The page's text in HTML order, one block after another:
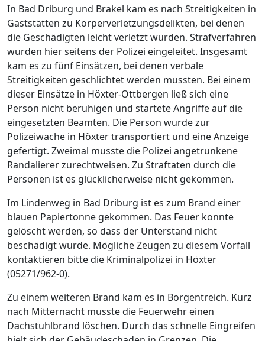
In Bad Driburg und Brakel kam es nach Streitigkeiten in
Gaststätten zu Körperverletzungsdelikten, bei denen
die Geschädigten leicht verletzt wurden. Strafverfahren
wurden hier seitens der Polizei eingeleitet. Insgesamt
kam es zu fünf Einsätzen, bei denen verbale
Streitigkeiten geschlichtet werden mussten. Bei einem
dieser Einsätze in Höxter-Ottbergen ließ sich eine
Person nicht beruhigen und startete Angriffe auf die
eingesetzten Beamten. Die Person wurde zur
Polizeiwache in Höxter transportiert und eine Anzeige
gefertigt. Zweimal musste die Polizei angetrunkene
Randalierer zurechtweisen. Zu Straftaten durch die
Personen ist es glücklicherweise nicht gekommen.
Im Lindenweg in Bad Driburg ist es zum Brand einer
blauen Papiertonne gekommen. Das Feuer konnte
gelöscht werden, so dass der Unterstand nicht
beschädigt wurde. Mögliche Zeugen zu diesem Vorfall
kontaktieren bitte die Kriminalpolizei in Höxter
(05271/962-0).
Zu einem weiteren Brand kam es in Borgentreich. Kurz
nach Mitternacht musste die Feuerwehr einen
Dachstuhlbrand löschen. Durch das schnelle Eingreifen